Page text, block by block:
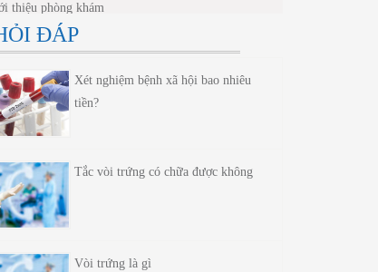
thiệu phòng khám
động chăm sóc sức khỏe sinh sản
thảo chương trình SKSS ở vị thành niên
ĐÁP
Xét nghiệm bệnh xã hội bao nhiêu
tiền?
Tắc vòi trứng có chữa được không
Vòi trứng là gì